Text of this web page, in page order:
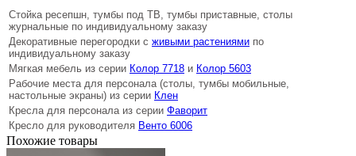
Стойка ресепшн, тумбы под ТВ, тумбы приставные, столы
журнальные по индивидуальному заказу
Декоративные перегородки с живыми растениями по
индивидуальному заказу
Мягкая мебель из серии Колор 7718 и Колор 5603
Рабочие места для персонала (столы, тумбы мобильные,
настольные экраны) из серии Клен
Кресла для персонала из серии Фаворит
Кресло для руководителя Венто 6006
Похожие товары